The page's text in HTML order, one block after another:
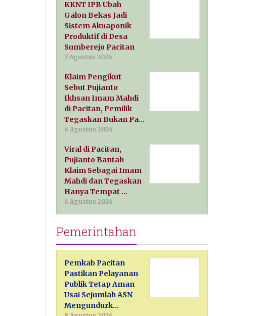
KKNT IPB Ubah
Galon Bekas Jadi
Sistem Akuaponik
Produktif di Desa
Sumberejo Pacitan
7 Agustus 2026
Klaim Pengikut
Sebut Pujianto
Ikhsan Imam Mahdi
di Pacitan, Pemilik
Tegaskan Bukan Pa…
6 Agustus 2026
Viral di Pacitan,
Pujianto Bantah
Klaim Sebagai Imam
Mahdi dan Tegaskan
Hanya Tempat …
6 Agustus 2026
Pemerintahan
Pemkab Pacitan
Pastikan Pelayanan
Publik Tetap Aman
Usai Sejumlah ASN
Mengundurk…